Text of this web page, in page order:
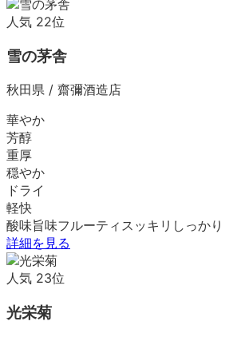
人気 22位
雪の茅舎
秋田県 / 齋彌酒造店
華やか
芳醇
重厚
穏やか
ドライ
軽快
酸味旨味フルーティ スッキリ しっかり
詳細を見る
人気 23位
光栄菊